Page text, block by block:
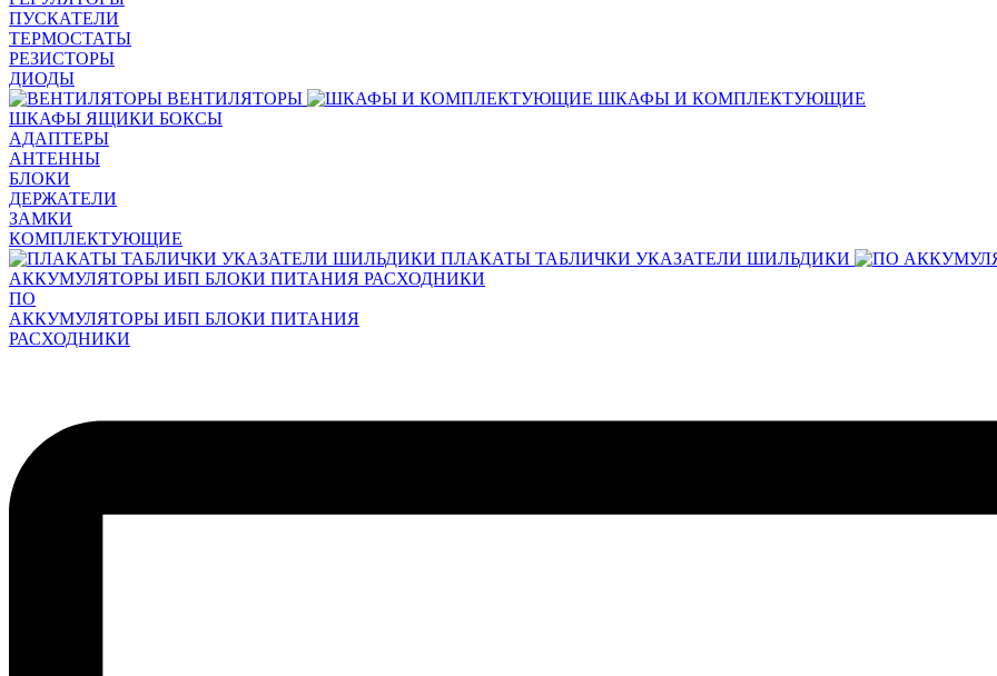
ПУСКАТЕЛИ
ТЕРМОСТАТЫ
РЕЗИСТОРЫ
ДИОДЫ
ВЕНТИЛЯТОРЫ
ШКАФЫ И КОМПЛЕКТУЮЩИЕ
ШКАФЫ ЯЩИКИ БОКСЫ
АДАПТЕРЫ
АНТЕННЫ
БЛОКИ
ДЕРЖАТЕЛИ
ЗАМКИ
КОМПЛЕКТУЮЩИЕ
ПЛАКАТЫ ТАБЛИЧКИ УКАЗАТЕЛИ ШИЛЬДИКИ
АККУМУЛЯТОРЫ ИБП БЛОКИ ПИТАНИЯ РАСХОДНИКИ
ПО
АККУМУЛЯТОРЫ ИБП БЛОКИ ПИТАНИЯ
РАСХОДНИКИ